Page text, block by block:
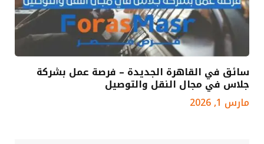
سائق في القاهرة الجديدة – فرصة عمل بشركة
جلاس في مجال النقل والتوصيل
مارس 1, 2026